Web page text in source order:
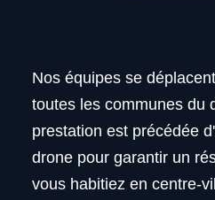
Nos équipes se
toutes les communes du
prestation est précédée
drone pour garantir un
vous habitiez en centre-